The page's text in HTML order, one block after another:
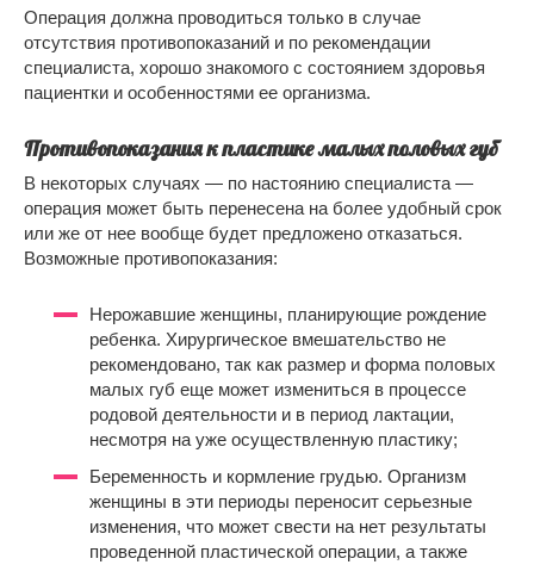
Операция должна проводиться только в случае
отсутствия противопоказаний и по рекомендации
специалиста, хорошо знакомого с состоянием здоровья
пациентки и особенностями ее организма.
Противопоказания к пластике малых половых губ
В некоторых случаях — по настоянию специалиста —
операция может быть перенесена на более удобный срок
или же от нее вообще будет предложено отказаться.
Возможные противопоказания:
Нерожавшие женщины, планирующие рождение
ребенка. Хирургическое вмешательство не
рекомендовано, так как размер и форма половых
малых губ еще может измениться в процессе
родовой деятельности и в период лактации,
несмотря на уже осуществленную пластику;
Беременность и кормление грудью. Организм
женщины в эти периоды переносит серьезные
изменения, что может свести на нет результаты
проведенной пластической операции, а также